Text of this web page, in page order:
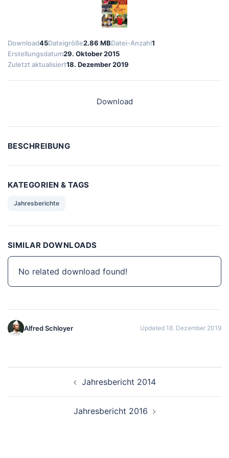
Download45Dateigröße2.86 MBDatei-Anzahl1
Erstellungsdatum29. Oktober 2015
Zuletzt aktualisiert18. Dezember 2019
Download
BESCHREIBUNG
KATEGORIEN & TAGS
Jahresberichte
SIMILAR DOWNLOADS
No related download found!
Alfred Schloyer Updated 18. Dezember 2019
Jahresbericht 2014
Jahresbericht 2016